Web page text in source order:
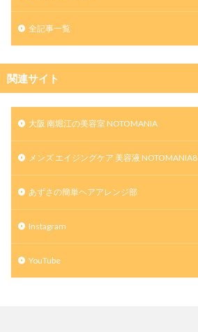
全記事一覧
関連サイト
大阪 南堀江の美容室 NOTOMANIA
メンズ エイジングケア 美容液 NOTOMANIA8
あずさの簡単ヘアアレンジ部
Instagram
YouTube